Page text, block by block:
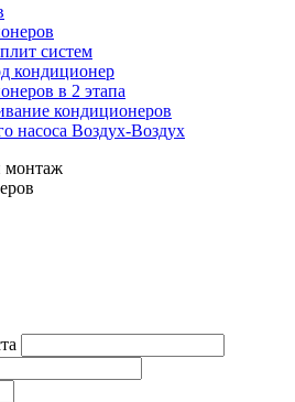
систем
кондиционер
в 2 этапа
кондиционеров
насоса Воздух-Воздух
монтаж